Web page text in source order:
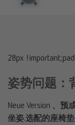
28px
姿势问题：
Neue Version 、
坐姿.选配的座椅